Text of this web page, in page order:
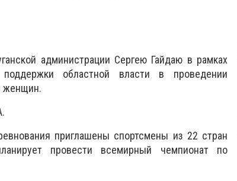
администрации Сергею Гайдаю в рамках
областной власти в проведении
женщин.
приглашены спортсмены из 22 стран
провести всемирный чемпионат по